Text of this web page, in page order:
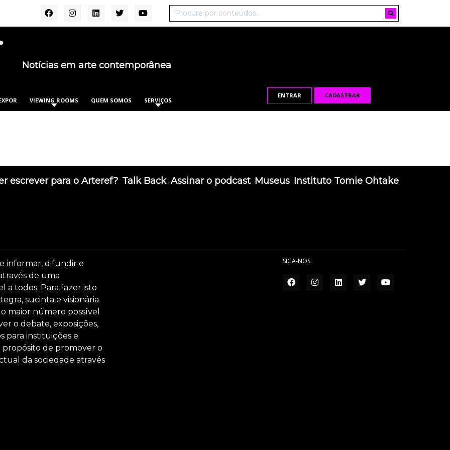
Notícias em arte contemporânea
VIEWING ROOMS QUEM SOMOS SERVIÇOS
ENTRAR CADASTRAR
escrever para o Arteref? Talk Back Assinar o podcast Museus Instituto Tomie Ohtake
informar, difundir e
de uma
a todos. Para fazer isto
sucinta e visionária
maior número possível
o debate, exposições,
para instituições e
propósito de promover o
da sociedade através
SIGA-NOS